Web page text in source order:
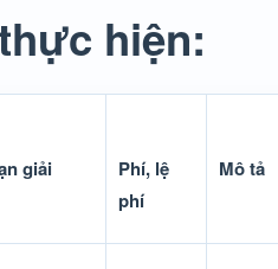
hiện:
giải
Phí, lệ
phí
Mô tả